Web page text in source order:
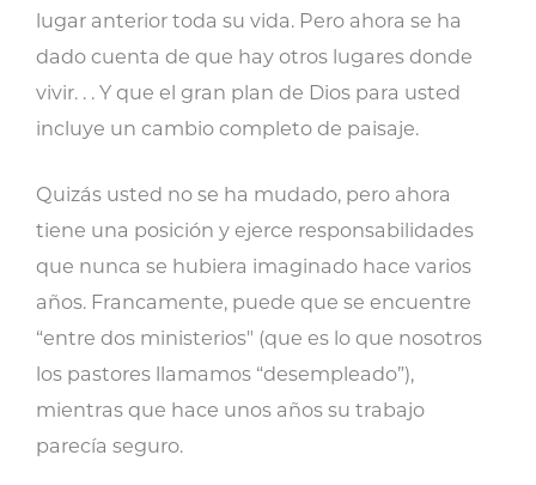
lugar anterior toda su vida. Pero ahora se ha
dado cuenta de que hay otros lugares donde
vivir. . . Y que el gran plan de Dios para usted
incluye un cambio completo de paisaje.
Quizás usted no se ha mudado, pero ahora
tiene una posición y ejerce responsabilidades
que nunca se hubiera imaginado hace varios
años. Francamente, puede que se encuentre
“entre dos ministerios" (que es lo que nosotros
los pastores llamamos “desempleado”),
mientras que hace unos años su trabajo
parecía seguro.